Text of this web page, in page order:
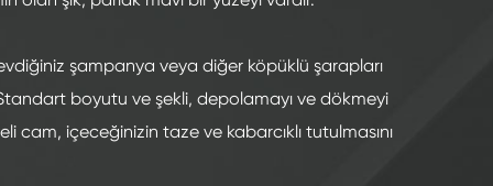
şampanya veya diğer köpüklü şarapları
boyutu ve şekli, depolamayı ve dökmeyi
cam, içeceğinizin taze ve kabarcıklı tutulmasını